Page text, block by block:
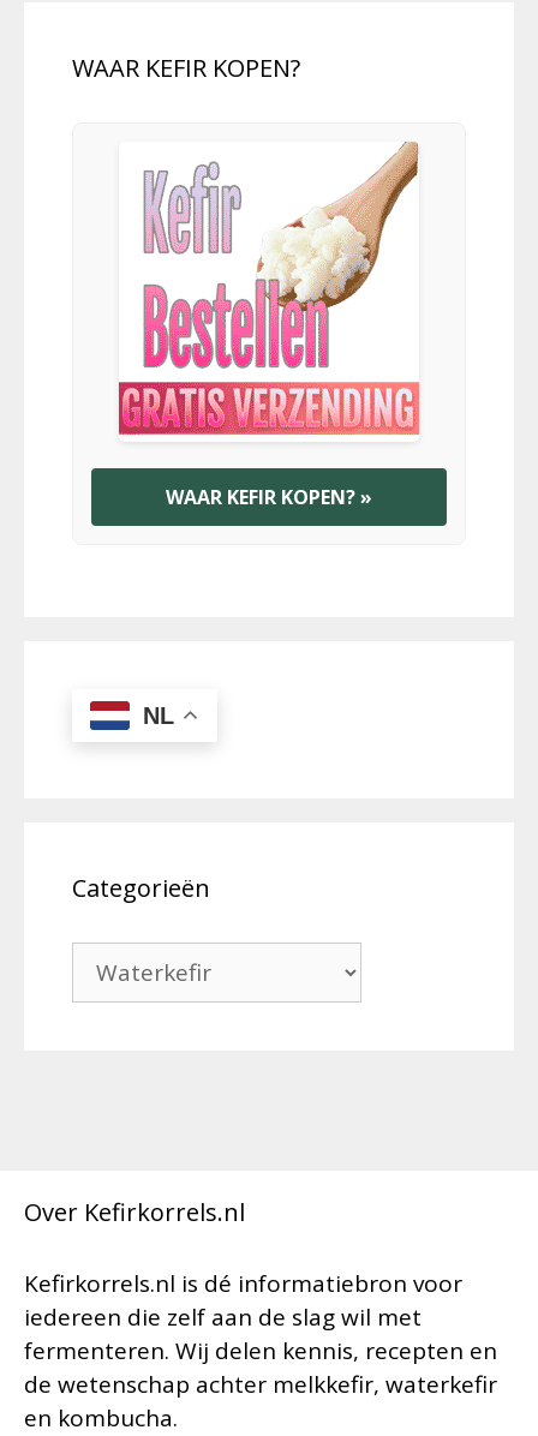
WAAR KEFIR KOPEN?
WAAR KEFIR KOPEN? »
NL
Categorieën
Categorieën
Over Kefirkorrels.nl
Kefirkorrels.nl is dé informatiebron voor
iedereen die zelf aan de slag wil met
fermenteren. Wij delen kennis, recepten en
de wetenschap achter melkkefir, waterkefir
en kombucha.